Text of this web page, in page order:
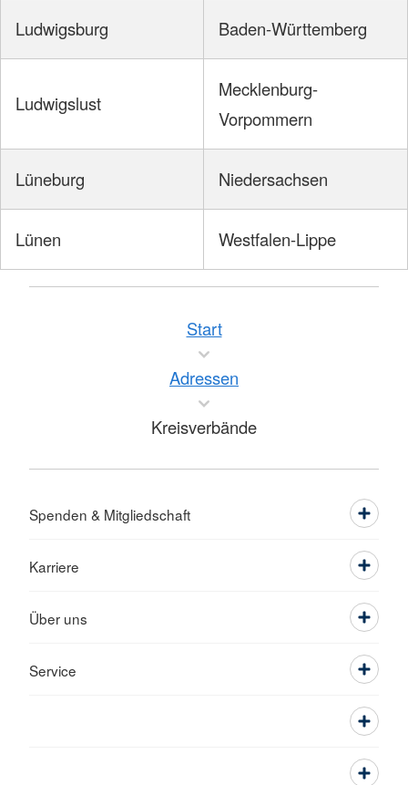
Ludwigsburg Baden-Württemberg
Ludwigslust
Mecklenburg-
Vorpommern
Lüneburg Niedersachsen
Lünen Westfalen-Lippe
Start
Adressen
Kreisverbände
Spenden & Mitgliedschaft
Karriere
Über uns
Service